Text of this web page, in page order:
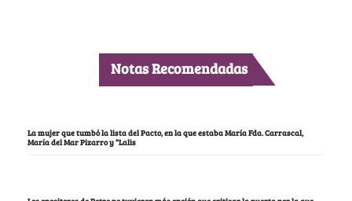
Notas Recomendadas
La mujer que tumbó la lista del Pacto, en la que estaba María Fda. Carrascal,
María del Mar Pizarro y “Lalis